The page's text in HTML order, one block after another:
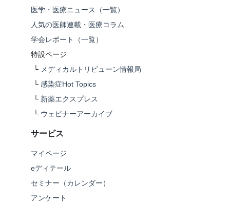
医学・医療ニュース（一覧）
人気の医師連載・医療コラム
学会レポート（一覧）
特設ページ
└ メディカルトリビューン情報局
└ 感染症Hot Topics
└ 新薬エクスプレス
└ ウェビナーアーカイブ
サービス
マイページ
eディテール
セミナー（カレンダー）
アンケート